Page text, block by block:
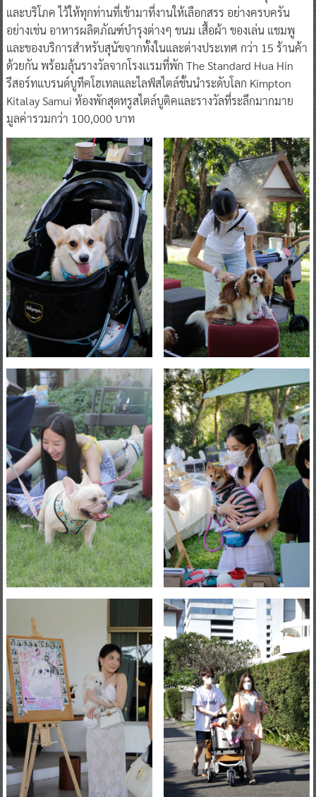
และบริโภค ไว้ให้ทุกท่านที่เข้ามาที่งานให้เลือกสรร อย่างครบครัน
อย่างเช่น อาหารผลิตภัณฑ์บำรุงต่างๆ ขนม เสื้อผ้า ของเล่น แชมพู
และของบริการสำหรับสุนัขจากทั้งในและต่างประเทศ กว่า 15 ร้านค้า
ด้วยกัน พร้อมลุ้นรางวัลจากโรงเเรมที่พัก The Standard Hua Hin
รีสอร์ทแบรนด์บูทีคโฮเทลและไลฟ์สไตล์ชั้นนำระดับโลก Kimpton
Kitalay Samui ห้องพักสุดหรูสไตล์บูติคและรางวัลที่ระลึกมากมาย
มูลค่ารวมกว่า 100,000 บาท